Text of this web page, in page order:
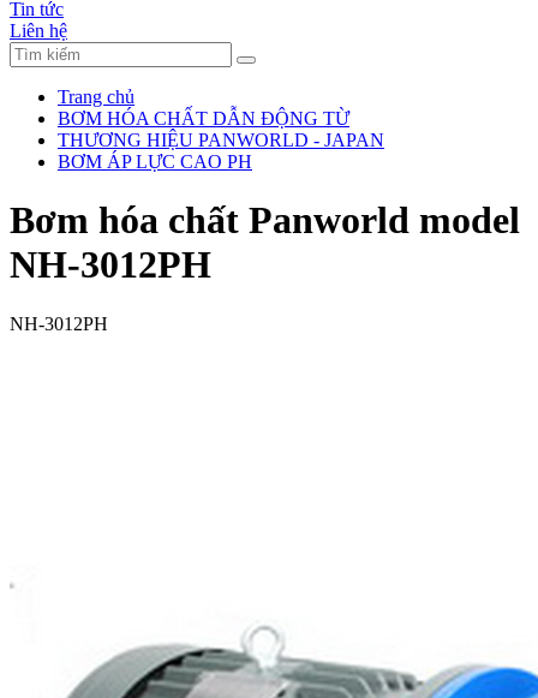
Tin tức
Liên hệ
Trang chủ
BƠM HÓA CHẤT DẪN ĐỘNG TỪ
THƯƠNG HIỆU PANWORLD - JAPAN
BƠM ÁP LỰC CAO PH
Bơm hóa chất Panworld model
NH-3012PH
NH-3012PH